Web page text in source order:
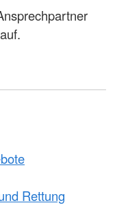
Rettung